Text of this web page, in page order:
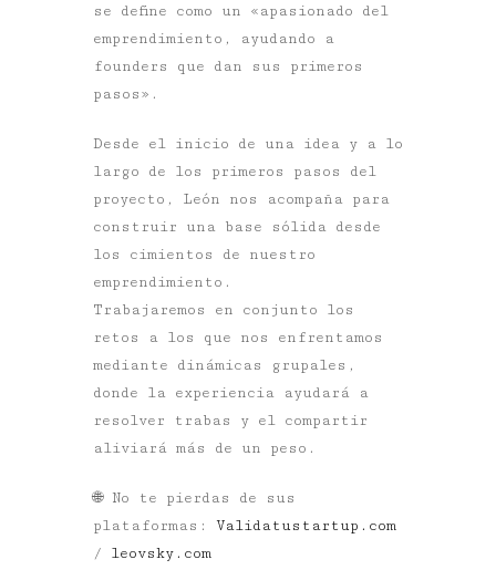
se define como un «apasionado del
emprendimiento, ayudando a
founders que dan sus primeros
pasos».
Desde el inicio de una idea y a lo
largo de los primeros pasos del
proyecto, León nos acompaña para
construir una base sólida desde
los cimientos de nuestro
emprendimiento.
Trabajaremos en conjunto los
retos a los que nos enfrentamos
mediante dinámicas grupales,
donde la experiencia ayudará a
resolver trabas y el compartir
aliviará más de un peso.
🌐 No te pierdas de sus
plataformas: Validatustartup.com
/ leovsky.com